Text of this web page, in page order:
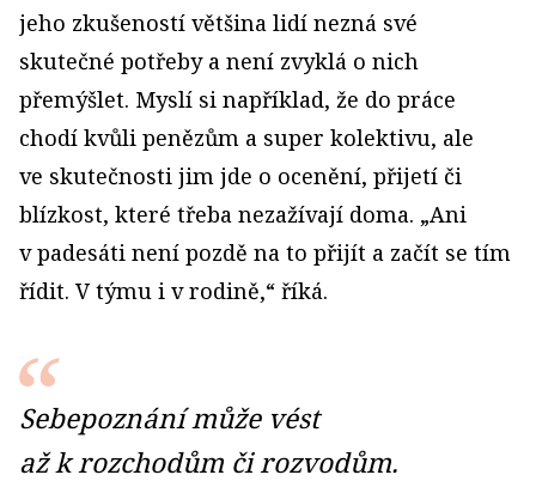
jeho zkušeností většina lidí nezná své
skutečné potřeby a není zvyklá o nich
přemýšlet. Myslí si například, že do práce
chodí kvůli penězům a super kolektivu, ale
ve skutečnosti jim jde o ocenění, přijetí či
blízkost, které třeba nezažívají doma. „Ani
v padesáti není pozdě na to přijít a začít se tím
řídit. V týmu i v rodině,“ říká.
Sebepoznání může vést
až k rozchodům či rozvodům.